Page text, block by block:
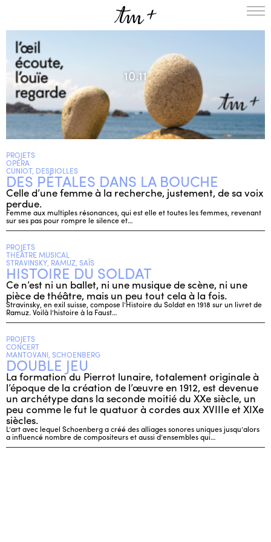
A LA UNE
PROJETS
MÉDIATION
NOUS SOUTENIR
NEWSLETTER
CONTACTS
AGENDA
10.11
PROJETS
OPÉRA
CUNIOT, DESBIOLLES
DES PÉTALES DANS LA BOUCHE
Celle d’une femme à la recherche, justement, de sa voix
perdue.
Femme aux multiples résonances, qui est elle et toutes les femmes, revenant
sur ses pas pour rompre le silence et…
PROJETS
THÉÂTRE MUSICAL
STRAVINSKY, RAMUZ, SAÏS
HISTOIRE DU SOLDAT
Ce n’est ni un ballet, ni une musique de scène, ni une
pièce de théâtre, mais un peu tout cela à la fois.
Stravinsky, en exil suisse, compose l’Histoire du Soldat en 1918 sur un livret de
Ramuz. Voilà l’histoire à la Faust…
PROJETS
CONCERT
MANTOVANI, SCHOENBERG
DOUBLE JEU
La formation du Pierrot lunaire, totalement originale à
l’époque de la création de l’œuvre en 1912, est devenue
un archétype dans la seconde moitié du XXe siècle, un
peu comme le fut le quatuor à cordes aux XVIIIe et XIXe
siècles.
L’art avec lequel Schoenberg a créé des alliages sonores uniques jusqu’alors
a influencé nombre de compositeurs et aussi d’ensembles qui…